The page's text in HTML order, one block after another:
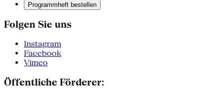
Programmheft bestellen
Folgen Sie uns
Instagram
Facebook
Vimeo
Öffentliche Förderer: